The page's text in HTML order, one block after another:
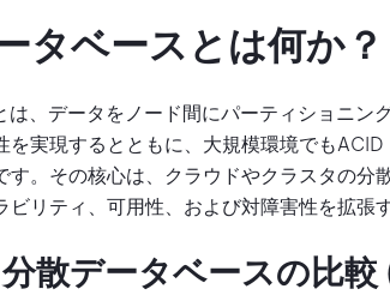
タベースとは何か？
は、データをノード間にパーティショニン
を実現するとともに、大規模環境でも
す。その核心は、クラウドやクラスタの分
ビリティ、可用性、および対障害性を拡張
散データベースの比